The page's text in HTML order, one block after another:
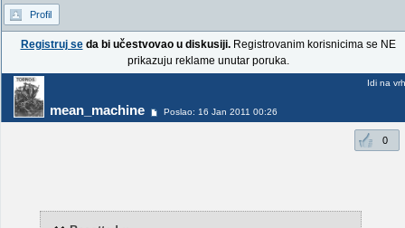
Profil
Registruj seda bi učestvovao u diskusiji.Registrovanim korisnicima se NE
prikazuju reklame unutar poruka.
mean_machine Poslao: 16 Jan 2011 00:26
Idi na vrh
0